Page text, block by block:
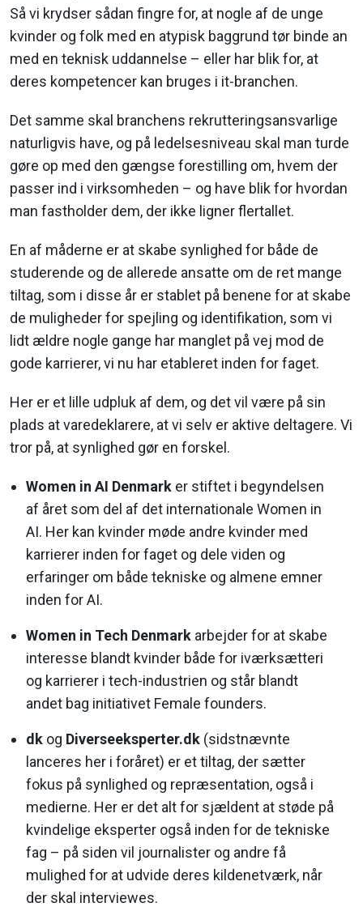
Så vi krydser sådan fingre for, at nogle af de unge
kvinder og folk med en atypisk baggrund tør binde an
med en teknisk uddannelse – eller har blik for, at
deres kompetencer kan bruges i it-branchen.
Det samme skal branchens rekrutteringsansvarlige
naturligvis have, og på ledelsesniveau skal man turde
gøre op med den gængse forestilling om, hvem der
passer ind i virksomheden – og have blik for hvordan
man fastholder dem, der ikke ligner flertallet.
En af måderne er at skabe synlighed for både de
studerende og de allerede ansatte om de ret mange
tiltag, som i disse år er stablet på benene for at skabe
de muligheder for spejling og identifikation, som vi
lidt ældre nogle gange har manglet på vej mod de
gode karrierer, vi nu har etableret inden for faget.
Her er et lille udpluk af dem, og det vil være på sin
plads at varedeklarere, at vi selv er aktive deltagere. Vi
tror på, at synlighed gør en forskel.
Women in AI Denmark er stiftet i begyndelsen
af året som del af det internationale Women in
AI. Her kan kvinder møde andre kvinder med
karrierer inden for faget og dele viden og
erfaringer om både tekniske og almene emner
inden for AI.
Women in Tech Denmark arbejder for at skabe
interesse blandt kvinder både for iværksætteri
og karrierer i tech-industrien og står blandt
andet bag initiativet Female founders.
dk og Diverseeksperter.dk (sidstnævnte
lanceres her i foråret) er et tiltag, der sætter
fokus på synlighed og repræsentation, også i
medierne. Her er det alt for sjældent at støde på
kvindelige eksperter også inden for de tekniske
fag – på siden vil journalister og andre få
mulighed for at udvide deres kildenetværk, når
der skal interviewes.